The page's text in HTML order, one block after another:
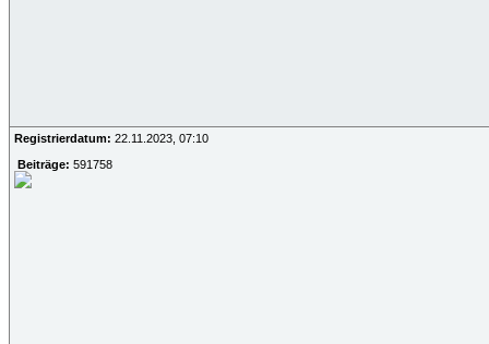
Registrierdatum: 22.11.2023, 07:10
Beiträge: 591758